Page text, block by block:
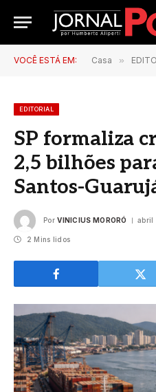
VOCÊ ESTÁ EM: Casa »
EDITORIAL
SP formaliza
2,5 bilhões
Santos-
Por VINICIUS MORORÓ abril
2 Mins lidos